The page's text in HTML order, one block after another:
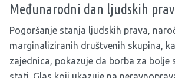
Međunarodni dan ljudskih
Pogoršanje stanja ljudskih prava,
marginaliziranih društvenih skupina,
zajednica, pokazuje da borba za bolje